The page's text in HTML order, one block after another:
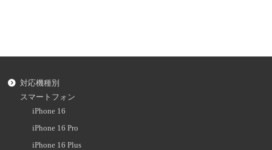
対応機種別
スマートフォン
iPhone 16
iPhone 16 Pro
iPhone 16 Plus